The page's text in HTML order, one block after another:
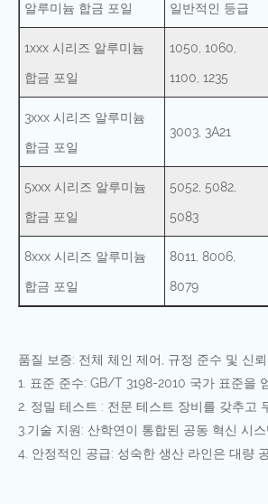
알루미늄 합금 포일 일반적인 등급
1xxx 시리즈 알루미늄
합금 포일
1050, 1060,
1100, 1235
3xxx 시리즈 알루미늄
합금 포일
3003, 3A21
5xxx 시리즈 알루미늄
합금 포일
5052, 5082,
5083
8xxx 시리즈 알루미늄
합금 포일
8011, 8006,
8079
품질 보증: 전체 체인 제어, 규정 준수 및 신뢰
1. 표준 준수: GB/T 3198-2010 국가 표준을
2. 정밀 테스트 : 전문 테스트 장비를 갖추고
3.기술 지원: 산학연이 통합된 공동 혁신 시
4. 안정적인 공급: 성숙한 생산 라인은 대량